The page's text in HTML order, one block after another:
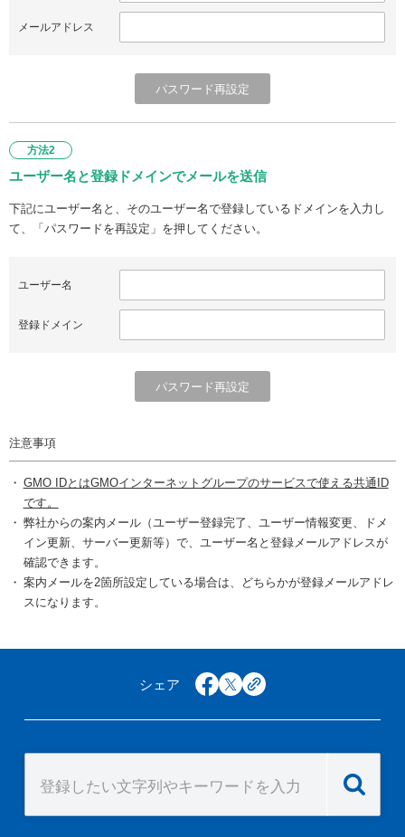
メールアドレス
方法2
ユーザー名と登録ドメインでメールを送信
下記にユーザー名と、そのユーザー名で登録しているドメインを入力し
て、「パスワードを再設定」を押してください。
ユーザー名
登録ドメイン
注意事項
GMO IDとはGMOインターネットグループのサービスで使える共通ID
です。
弊社からの案内メール（ユーザー登録完了、ユーザー情報変更、ドメ
イン更新、サーバー更新等）で、ユーザー名と登録メールアドレスが
確認できます。
案内メールを2箇所設定している場合は、どちらかが登録メールアドレ
スになります。
シェア facebook
x copy